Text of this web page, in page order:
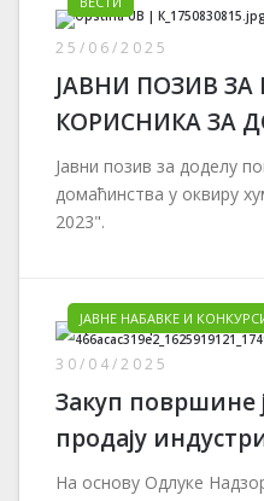
25/06/2025
ЈАВНИ ПОЗИВ ЗА
КОРИСНИКА ЗА
Јавни позив за доделу
домаћинства у оквиру
2023".
ЈАВНЕ НАБАВКЕ И
30/04/2025
Закуп површине
продају
На основу Одлуке